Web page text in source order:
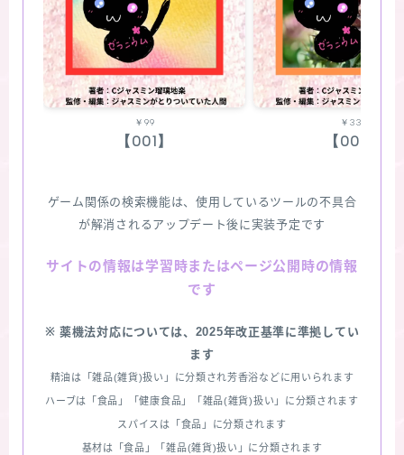
￥99
【001】
￥330
【002】
ゲーム関係の検索機能は、使用しているツールの不具合
が解消されるアップデート後に実装予定です
サイトの情報は学習時またはページ公開時の情報
です
※ 薬機法対応については、2025年改正基準に準拠してい
ます
精油は「雑品(雑貨)扱い」に分類され芳香浴などに用いられます
ハーブは「食品」「健康食品」「雑品(雑貨)扱い」に分類されます
スパイスは「食品」に分類されます
基材は「食品」「雑品(雑貨)扱い」に分類されます